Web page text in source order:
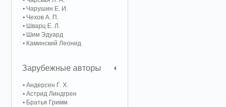
Чарушин Е. И.
Чехов А. П.
Шварц Е. Л.
Шим Эдуард
Каминский Леонид
Зарубежные авторы
Андерсен Г. Х.
Астрид Линдгрен
Братья Гримм